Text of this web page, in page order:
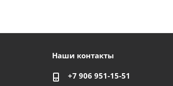
Наши контакты
+7 906 951-15-51